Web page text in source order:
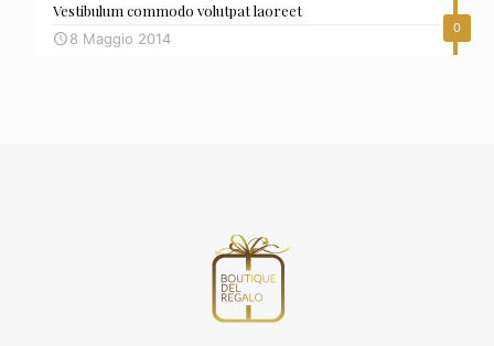
0
Vestibulum commodo volutpat laoreet
8 Maggio 2014